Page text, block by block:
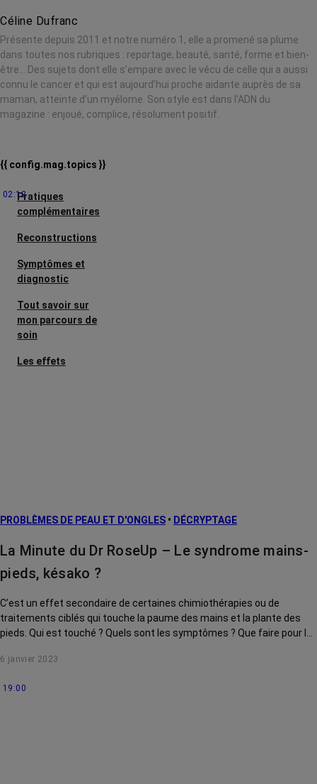
Céline Dufranc
Présente depuis 2011 et notre numéro 1, elle a promené sa plume
dans toutes nos rubriques : reportage, beauté, santé, forme et bien-
être… Des sujets dont elle s’empare avec le vécu de celle qui a aussi
connu le cancer et qui est aujourd’hui proche aidante auprès de sa
maman, atteinte d’un myélome. Son style est dans l’ADN du
magazine : enjoué, complice, résolument positif.
{{ config.mag.topics }}
Pratiques
complémentaires
Reconstructions
Symptômes et
diagnostic
Tout savoir sur
mon parcours de
soin
Les effets
Traitements
La vie autour
02:12
PROBLÈMES DE PEAU ET D'ONGLES • DÉCRYPTAGE
La Minute du Dr RoseUp – Le syndrome mains-
pieds, késako ?
C’est un effet secondaire de certaines chimiothérapies ou de
traitements ciblés qui touche la paume des mains et la plante des
pieds. Qui est touché ? Quels sont les symptômes ? Que faire pour le
plus clair.
6 janvier 2023
19:00